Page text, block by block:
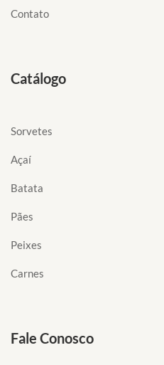
Contato
Catálogo
Sorvetes
Açaí
Batata
Pães
Peixes
Carnes
Fale Conosco